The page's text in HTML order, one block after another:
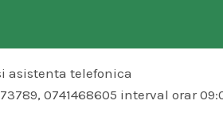
asistenta telefonica
0741468605 interval orar